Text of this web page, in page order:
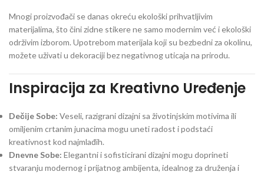
Mnogi proizvođači se danas okreću ekološki prihvatljivim
materijalima, što čini zidne stikere ne samo modernim već i ekološki
održivim izborom. Upotrebom materijala koji su bezbedni za okolinu,
možete uživati u dekoraciji bez negativnog uticaja na prirodu.
Inspiracija za Kreativno Uređenje
Dečije Sobe: Veseli, razigrani dizajni sa životinjskim motivima ili
omiljenim crtanim junacima mogu uneti radost i podstaći
kreativnost kod najmlađih.
Dnevne Sobe: Elegantni i sofisticirani dizajni mogu doprineti
stvaranju modernog i prijatnog ambijenta, idealnog za druženja i